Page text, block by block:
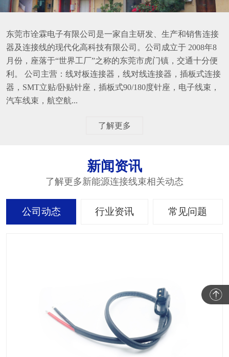
东莞市诠霖电子有限公司是一家自主研发、生产和销售连接
器及连接线的现代化高科技有限公司。公司成立于 2008年8
月份，座落于“世界工厂”之称的东莞市虎门镇，交通十分便
利。 公司主营：线对板连接器，线对线连接器，插板式连接
器，SMT立贴/卧贴针座，插板式90/180度针座，电子线束，
汽车线束，航空航...
了解更多
新闻资讯
了解更多新能源连接线束相关动态
公司动态 行业资讯 常见问题